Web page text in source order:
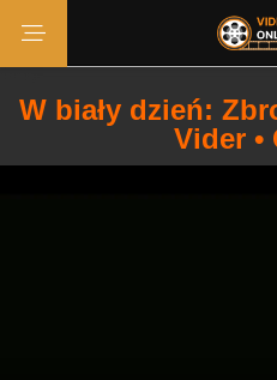
W biały dzień:
Vider •